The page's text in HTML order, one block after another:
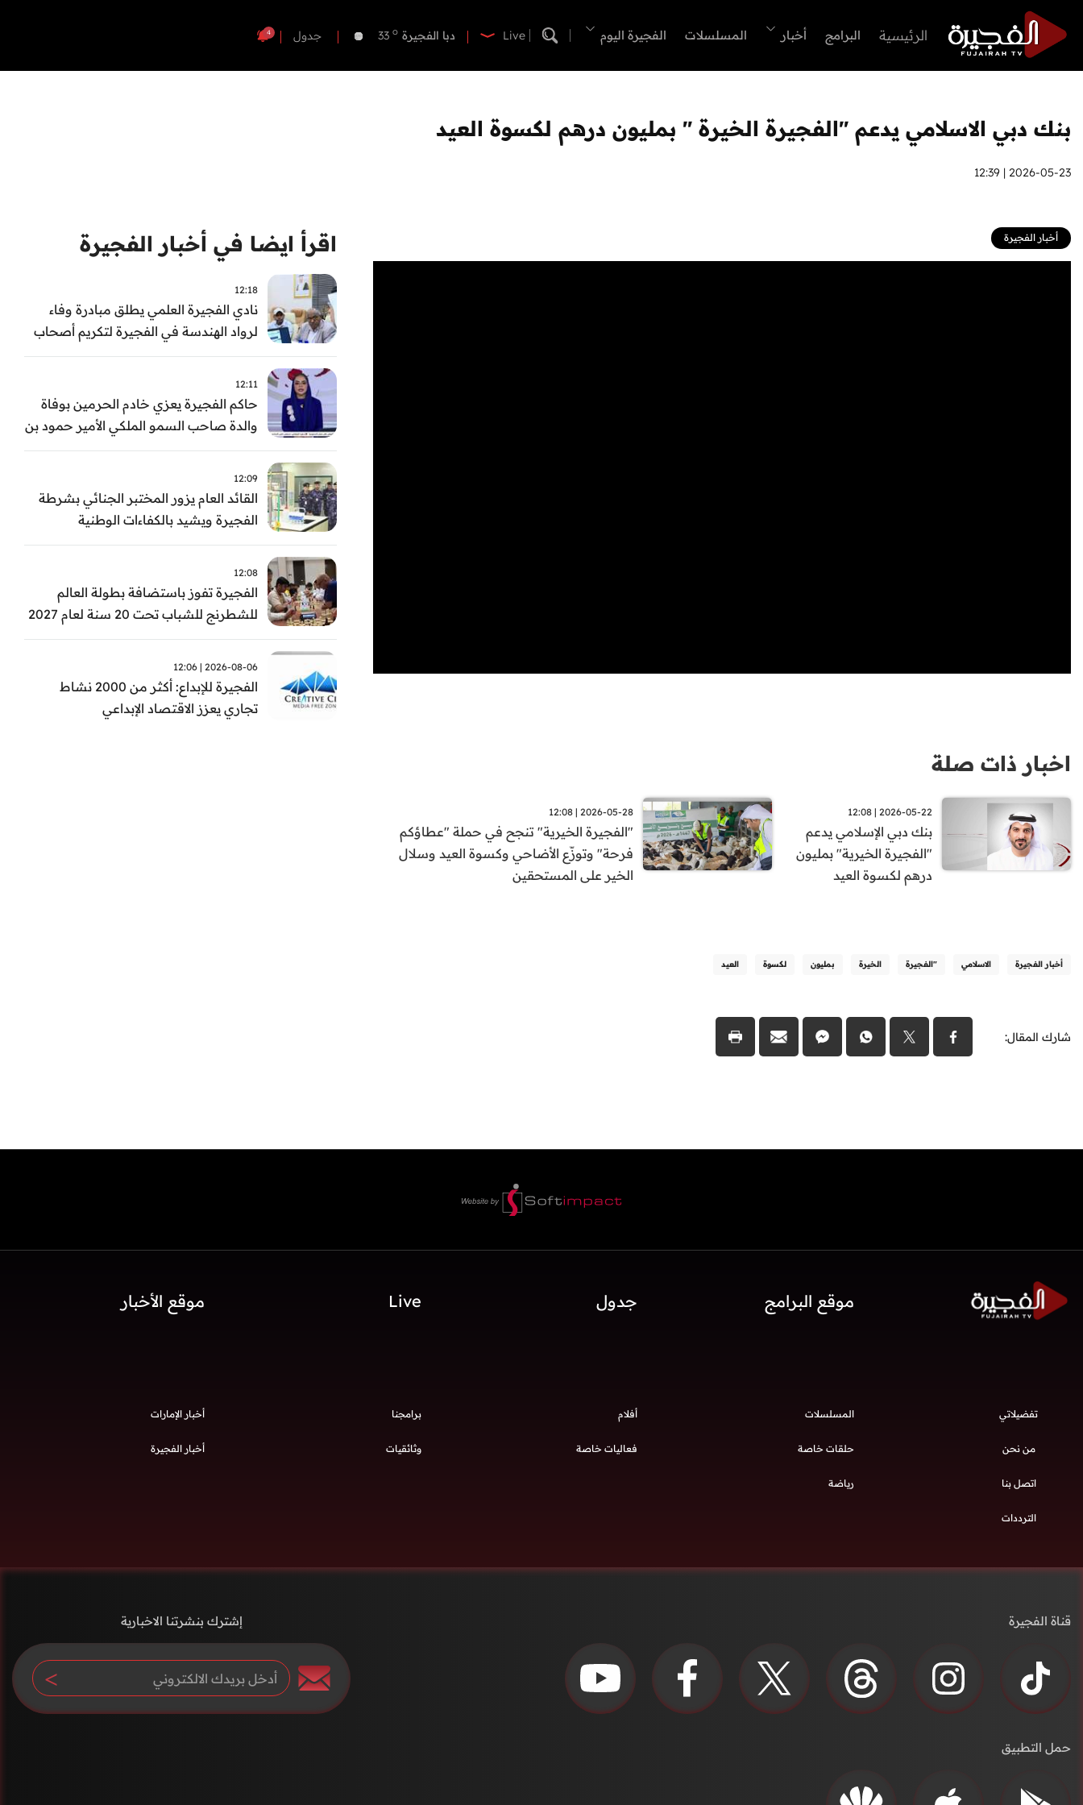
الرئيسية البرامج أخبار المسلسلات الفجيرة اليوم Live دبا الفجيرة 33 o
أم القيوين
جدول 4
بنك دبي الاسلامي يدعم "الفجيرة الخيرة " بمليون درهم لكسوة العيد
2026-05-23 | 12:39
أخبار الفجيرة
اخبار ذات صلة
2026-05-22 | 12:08
بنك دبي الإسلامي يدعم
"الفجيرة الخيرية" بمليون
درهم لكسوة العيد
2026-05-28 | 12:08
"الفجيرة الخيرية" تنجح في حملة "عطاؤكم
فرحة" وتوزّع الأضاحي وكسوة العيد وسلال
الخير على المستحقين
أخبار الفجيرة الاسلامي "الفجيرة الخيرة بمليون لكسوة العيد
شارك المقال:
اقرأ ايضا في أخبار الفجيرة
12:18
نادي الفجيرة العلمي يطلق مبادرة وفاء
لرواد الهندسة في الفجيرة لتكريم أصحاب
العطاء وترسيخ الإرث الهندسي بالفجيرة
12:11
حاكم الفجيرة يعزي خادم الحرمين بوفاة
والدة صاحب السمو الملكي الأمير حمود بن
سعود بن عبد العزيز آل سعود
12:09
القائد العام يزور المختبر الجنائي بشرطة
الفجيرة ويشيد بالكفاءات الوطنية
والتقنيات الحديثة
12:08
الفجيرة تفوز باستضافة بطولة العالم
للشطرنج للشباب تحت 20 سنة لعام 2027
2026-08-06 | 12:06
الفجيرة للإبداع: أكثر من 2000 نشاط
تجاري يعزز الاقتصاد الإبداعي
موقع البرامج جدول Live موقع الأخبار
تفضيلاتي
من نحن
اتصل بنا
الترددات
المسلسلات أفلام برامجنا
حلقات خاصة فعاليات خاصة وثائقيات
رياضة
أخبار الإمارات
أخبار الفجيرة
قناة الفجيرة
حمل التطبيق
إشترك بنشرتنا الاخبارية